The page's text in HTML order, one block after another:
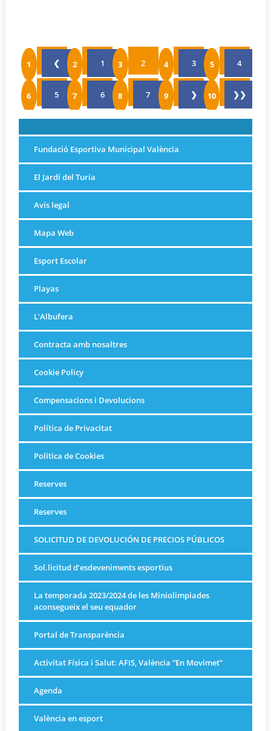
❮ 1 2 3 4
5 6 7 ❯ ❯❯
Fundació Esportiva Municipal València
El Jardí del Turia
Avís legal
Mapa Web
Esport Escolar
Playas
L’Albufera
Contracta amb nosaltres
Cookie Policy
Compensacions i Devolucions
Política de Privacitat
Política de Cookies
Reserves
Reserves
SOLICITUD DE DEVOLUCIÓN DE PRECIOS PÚBLICOS
Sol.licitud d’esdeveniments esportius
La temporada 2023/2024 de les Miniolimpiades
aconsegueix el seu equador
Portal de Transparència
Activitat Física i Salut: AFIS, València “En Movimet”
Agenda
València en esport